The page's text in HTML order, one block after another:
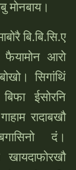
मोनबाय।
बि.बि.सि.ए
फैयामोन आरो
सिगांथिं
ईसोरनि
रादाबखौ
दं।